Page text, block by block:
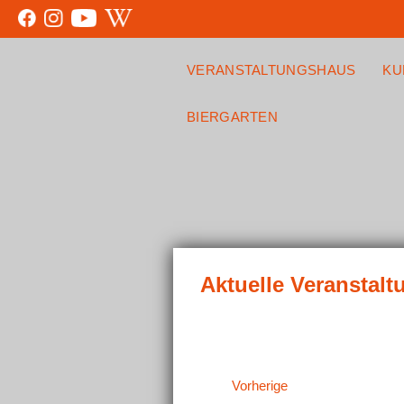
VERANSTALTUNGSHAUS
BIERGARTEN
VorherigeVeranstaltungen